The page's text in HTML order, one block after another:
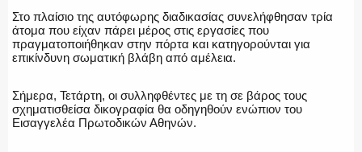
Στο πλαίσιο της αυτόφωρης διαδικασίας συνελήφθησαν τρία
άτομα που είχαν πάρει μέρος στις εργασίες που
πραγματοποιήθηκαν στην πόρτα και κατηγορούνται για
επικίνδυνη σωματική βλάβη από αμέλεια.
Σήμερα, Τετάρτη, οι συλληφθέντες με τη σε βάρος τους
σχηματισθείσα δικογραφία θα οδηγηθούν ενώπιον του
Εισαγγελέα Πρωτοδικών Αθηνών.